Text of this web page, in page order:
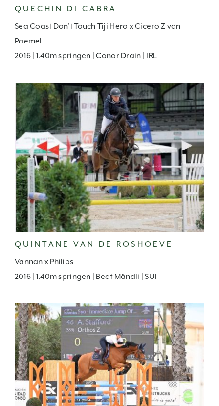
QUECHIN DI CABRA
Sea Coast Don't Touch Tiji Hero x Cicero Z van
Paemel
2016 | 1.40m springen | Conor Drain | IRL
QUINTANE VAN DE ROSHOEVE
Vannan x Philips
2016 | 1.40m springen | Beat Mändli | SUI